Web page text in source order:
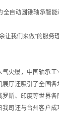
全自动圆锥轴承智
让我们来做”的服务
火爆，中国轴承
厅还吸引了全国
罗斯、印度等世界
司还与台州客户